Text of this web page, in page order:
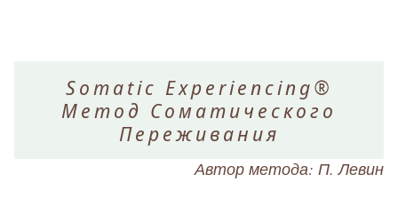
Somatic Experiencing®
Метод Соматического
Переживания
Автор метода: П. Левин